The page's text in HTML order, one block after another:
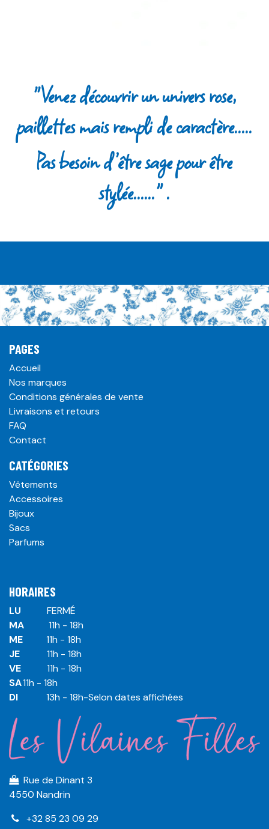
"Venez découvrir un univers rose,
paillettes mais rempli de caractère.....
Pas besoin d’être sage pour être
stylée......" .
PAGES
Accueil
Nos marques
Conditions générales de vente
Livraisons et retours
FAQ
Contact
CATÉGORIES
Vêtements
Accessoires
Bijoux
Sacs
Parfums
HORAIRES
LU
​ ​FERMÉ
MA
​11h - 18h
ME
​11h - 18h
JE
​​11h - 18h
VE
​​​11h - 18h
SA​​​11h - 18h
DI
​​​ 13h - 18h-Selon dates affichées
Rue de Dinant 3
4550 Nandrin
+32 85 23 09 29